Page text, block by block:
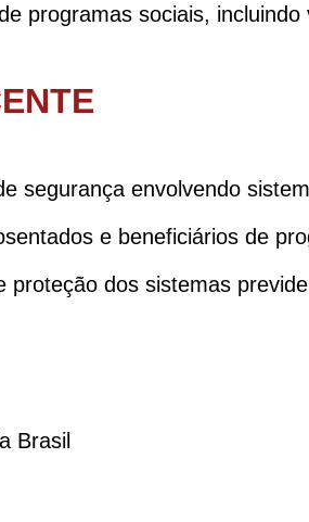
programas sociais,
segurança envolvendo
e beneficiários de
proteção dos sistemas
Brasil